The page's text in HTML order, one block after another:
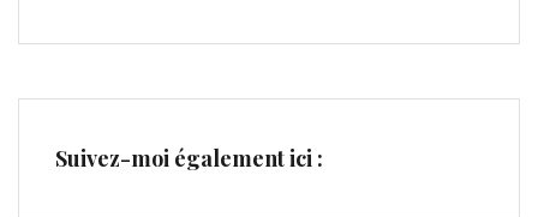
Suivez-moi également ici :